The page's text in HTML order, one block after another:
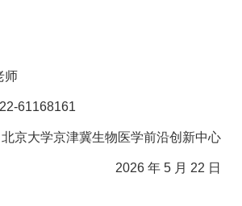
师
61168161
北京大学京津冀生物医学前沿创新中心
2026 年 5 月 22 日